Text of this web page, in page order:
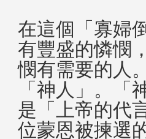
在這個「寡婦
有豐盛的憐憫
憫有需要的人
「神人」。「
是「上帝的代
位蒙恩被揀選